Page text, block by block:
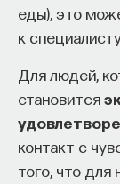
еды), это
к
Для людей,
становится
контакт с
того, что для